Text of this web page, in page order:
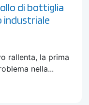
di bottiglia
industriale
rallenta, la prima
nella...